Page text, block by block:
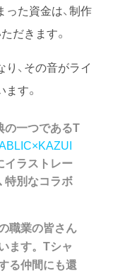
た資金は、制作
だきます。
、その音がライ
す。
の一つであるT
イラストレー
特別なコラボ
職業の皆さん
ます。Tシャ
る仲間にも還